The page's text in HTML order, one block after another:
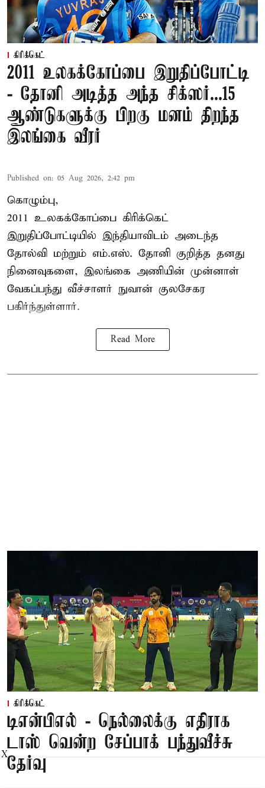
கிரிக்கெட்
2011 உலகக்கோப்பை இறுதிப்போட்டி
- தோனி அடித்த அந்த சிக்ஸர்...15
ஆண்டுகளுக்கு பிறகு மனம் திறந்த
இலங்கை வீரர்
Published on: 05 Aug 2026, 2:42 pm
கொழும்பு,
2011 உலகக்கோப்பை கிரிக்கெட்
இறுதிப்போட்டியில் இந்தியாவிடம் அடைந்த
தோல்வி மற்றும் எம்.எஸ். தோனி குறித்த தனது
நினைவுகளை, இலங்கை அணியின் முன்னாள்
வேகப்பந்து வீச்சாளர் நுவான் குலசேகர
பகிர்ந்துள்ளார்.
Read More
கிரிக்கெட்
டிஎன்பிஎல் - நெல்லைக்கு எதிராக
டாஸ் வென்ற சேப்பாக் பந்துவீச்சு
தேர்வு
X